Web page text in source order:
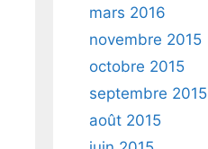
mars 2016
novembre 2015
octobre 2015
septembre 2015
août 2015